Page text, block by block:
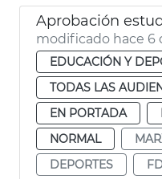
modificado hace 6
EDUCACIÓN Y
TODAS LAS
EN PORTADA
NORMAL
DEPORTES